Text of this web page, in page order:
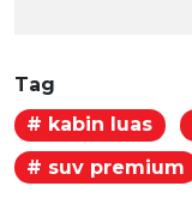
Tag
# kabin luas
# suv premium